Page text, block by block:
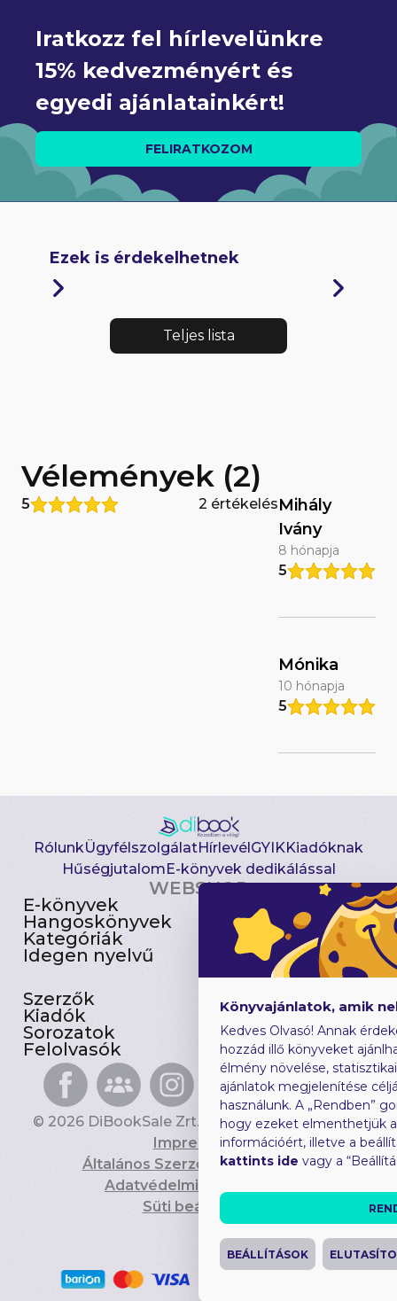
Iratkozz fel hírlevelünkre
15% kedvezményért és
egyedi ajánlatainkért!
FELIRATKOZOM
Ezek is érdekelhetnek
Teljes lista
Vélemények (2)
5 2 értékelésMihály
Ivány
8 hónapja
5
Mónika
10 hónapja
5
RólunkÜgyfélszolgálatHírlevélGYIKKiadóknak
HűségjutalomE-könyvek dedikálással
WEBSHOP
E-könyvek
Hangoskönyvek
Kategóriák
Idegen nyelvű
Csomagajánlatok
Akciósak
Előjegyezhetők
Újdonságok
Szerzők
Kiadók
Sorozatok
Felolvasók
Gyerekkönyvek
Heti toplista
Ajándékutalvány
Blog
© 2026 DiBookSale Zrt. Minden jog fenntartva.
Impresszum
Általános Szerződési Feltételek
Adatvédelmi Tájékoztató
Süti beállítások
Könyvajánlatok, amik
Kedves Olvasó! Annak
hozzád illő könyveket
élmény növelése,
ajánlatok megjelenítése
használunk. A „Rendben”
hogy ezeket elmenthetjük
információért, illetve a
kattints ide vagy a
BEÁLLÍTÁSOK